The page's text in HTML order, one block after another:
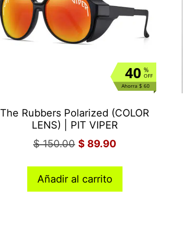
%
OFF
40
Ahorra $ 60
The Rubbers Polarized (COLOR
LENS) | PIT VIPER
$150.00 $89.90
Añadir al carrito